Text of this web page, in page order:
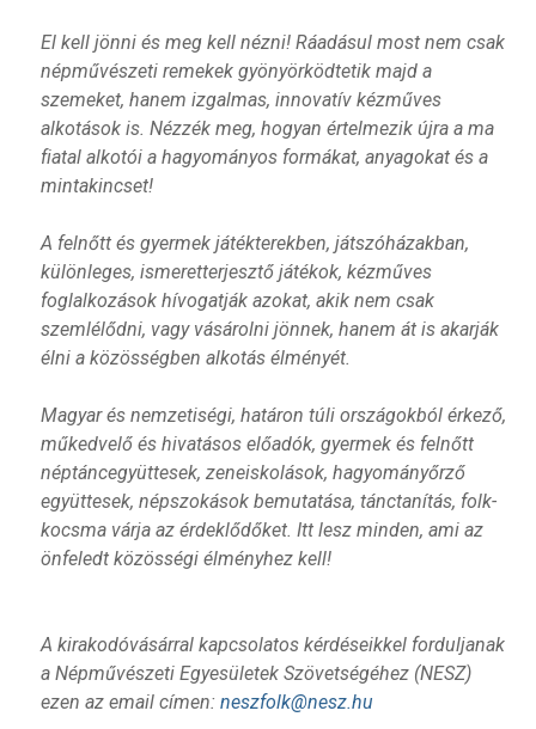
El kell jönni és meg kell nézni! Ráadásul most nem csak
népművészeti remekek gyönyörködtetik majd a
szemeket, hanem izgalmas, innovatív kézműves
alkotások is. Nézzék meg, hogyan értelmezik újra a ma
fiatal alkotói a hagyományos formákat, anyagokat és a
mintakincset!
A felnőtt és gyermek játékterekben, játszóházakban,
különleges, ismeretterjesztő játékok, kézműves
foglalkozások hívogatják azokat, akik nem csak
szemlélődni, vagy vásárolni jönnek, hanem át is akarják
élni a közösségben alkotás élményét.
Magyar és nemzetiségi, határon túli országokból érkező,
műkedvelő és hivatásos előadók, gyermek és felnőtt
néptáncegyüttesek, zeneiskolások, hagyományőrző
együttesek, népszokások bemutatása, tánctanítás, folk-
kocsma várja az érdeklődőket. Itt lesz minden, ami az
önfeledt közösségi élményhez kell!
A kirakodóvásárral kapcsolatos kérdéseikkel forduljanak
a Népművészeti Egyesületek Szövetségéhez (NESZ)
ezen az email címen: neszfolk@nesz.hu